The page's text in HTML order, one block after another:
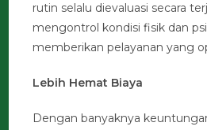
rutin selalu dievaluasi secara
mengontrol kondisi fisik dan
memberikan pelayanan yang
Lebih Hemat Biaya
Dengan banyaknya